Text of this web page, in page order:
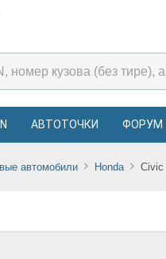
АВТОТОЧКИ ФОРУМ
автомобили Honda Civic